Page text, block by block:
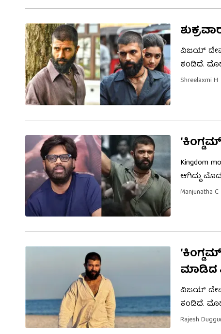
ವಿಜಯ್
ಕಂಡಿದೆ.
ನಿರ್ದೇಶನದ
Shreelaxmi H
Kingdom
ಆಗಿದ್ದು
ಬಗ್ಗೆ
Manjunatha C
ಮಾಡಿದ
ವಿಜಯ್
ಕಂಡಿದೆ.
ವಿಜಯ್ ಅವರ
Rajesh